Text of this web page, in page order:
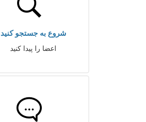
شروع به جستجو کنید
اعضا را پیدا کنید